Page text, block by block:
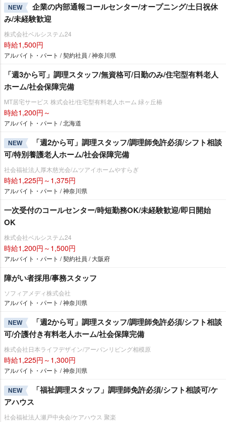
NEW
企業の内部通報コールセンター/オープニング/土日祝休
み/未経験歓迎
株式会社ベルシステム24
時給1,500円
アルバイト・パート / 契約社員 / 神奈川県
「週3から可」調理スタッフ/無資格可/日勤のみ/住宅型有料老人
ホーム/社会保障完備
MT居宅サービス 株式会社/住宅型有料老人ホーム 緑ヶ丘椿
時給1,200円～
アルバイト・パート / 北海道
NEW
「週2から可」調理スタッフ/調理師免許必須/シフト相談
可/特別養護老人ホーム/社会保障完備
社会福祉法人厚木慈光会/ムツアイホームやすらぎ
時給1,225円～1,375円
アルバイト・パート / 神奈川県
一次受付のコールセンター/時短勤務OK/未経験歓迎/即日開始
OK
株式会社ベルシステム24
時給1,200円～1,500円
アルバイト・パート / 契約社員 / 大阪府
障がい者採用/事務スタッフ
ソフィアメディ株式会社
アルバイト・パート / 神奈川県
NEW
「週2から可」調理スタッフ/調理師免許必須/シフト相談
可/介護付き有料老人ホーム/社会保障完備
株式会社日本ライフデザイン/アーバンリビング相模原
時給1,225円～1,300円
アルバイト・パート / 神奈川県
NEW
「福祉調理スタッフ」調理師免許必須/シフト相談可/ケ
アハウス
社会福祉法人瀬戸中央会/ケアハウス 聚楽